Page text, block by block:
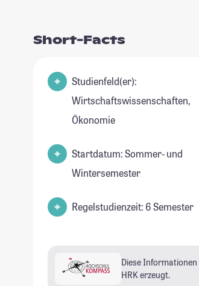
Short-Facts
Studienfeld(er):
Wirtschaftswissenschaften,
Ökonomie
Startdatum: Sommer- und
Wintersemester
Regelstudienzeit: 6 Semester
Diese
HRK erzeugt.